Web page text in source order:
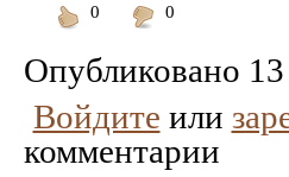
0
0
Опубликовано
Войдите или
комментарии